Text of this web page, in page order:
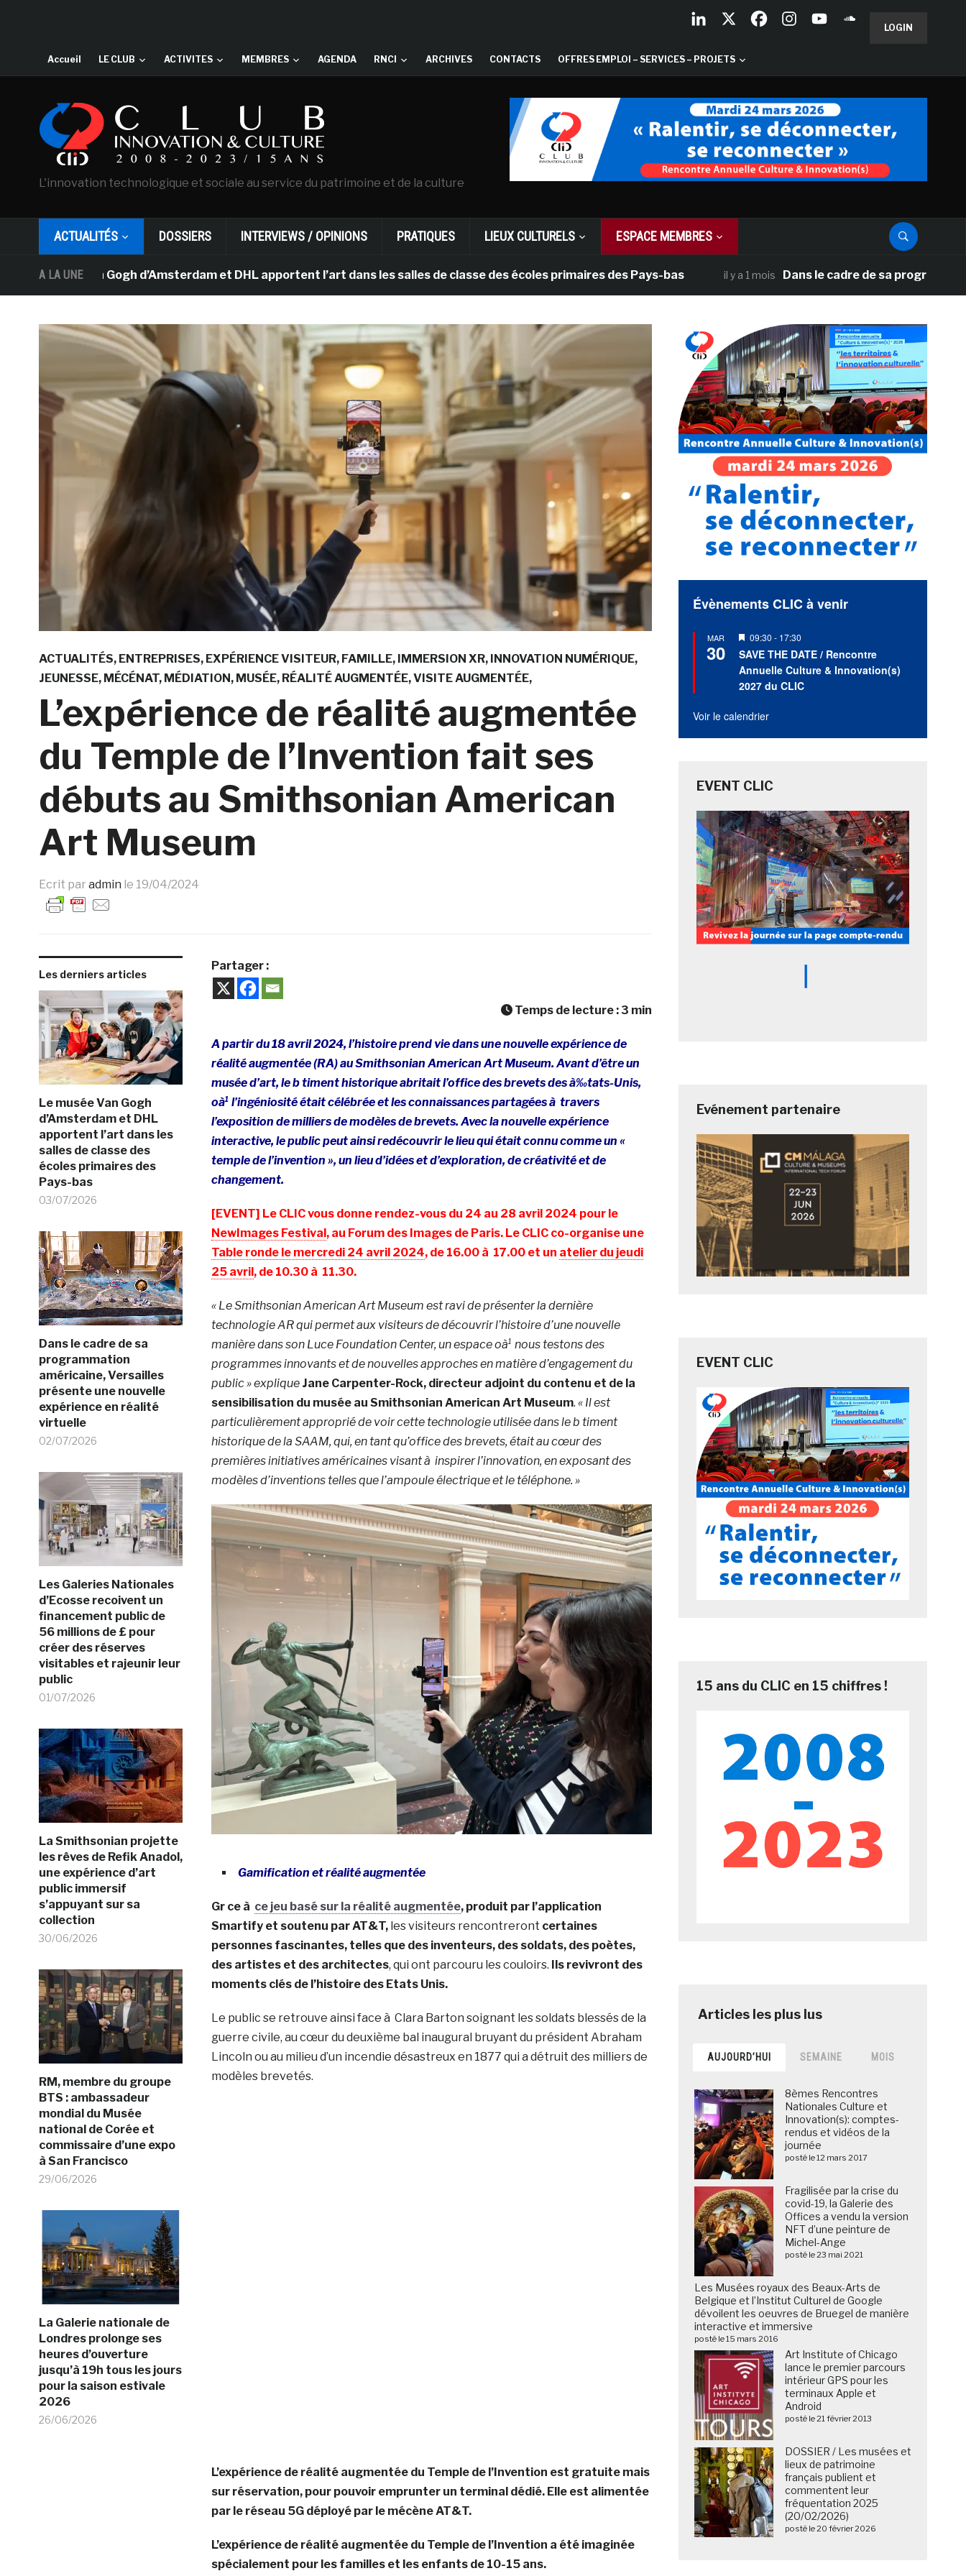
LOGIN
Accueil LE CLUB ACTIVITES MEMBRES AGENDA RNCI ARCHIVES CONTACTS OFFRES EMPLOI – SERVICES – PROJETS
L'innovation technologique et sociale au service du patrimoine et de la culture
ACTUALITÉS DOSSIERS INTERVIEWS / OPINIONS PRATIQUES LIEUX CULTURELS ESPACE MEMBRES
A LA UNE
Van Gogh d’Amsterdam et DHL apportent l’art dans les salles de classe des écoles primaires des Pays-bas il y a 1 mois Dans le cadre de sa programmation
ACTUALITÉS ENTREPRISES EXPÉRIENCE VISITEUR FAMILLE IMMERSION XR INNOVATION NUMÉRIQUE
JEUNESSE MÉCÉNAT MÉDIATION MUSÉE RÉALITÉ AUGMENTÉE VISITE AUGMENTÉE
L’expérience de réalité augmentée
du Temple de l’Invention fait ses
débuts au Smithsonian American
Art Museum
Ecrit par admin le 19/04/2024
Les derniers articles
Le musée Van Gogh
d’Amsterdam et DHL
apportent l’art dans les
salles de classe des
écoles primaires des
Pays-bas
03/07/2026
Dans le cadre de sa
programmation
américaine, Versailles
présente une nouvelle
expérience en réalité
virtuelle
02/07/2026
Les Galeries Nationales
d’Ecosse recoivent un
financement public de
56 millions de £ pour
créer des réserves
visitables et rajeunir leur
public
01/07/2026
La Smithsonian projette
les rêves de Refik Anadol,
une expérience d’art
public immersif
s’appuyant sur sa
collection
30/06/2026
RM, membre du groupe
BTS : ambassadeur
mondial du Musée
national de Corée et
commissaire d’une expo
à San Francisco
29/06/2026
La Galerie nationale de
Londres prolonge ses
heures d’ouverture
jusqu’à 19h tous les jours
pour la saison estivale
2026
26/06/2026
Partager :
Temps de lecture : 3 min
A partir du 18 avril 2024, l’histoire prend vie dans une nouvelle expérience de
réalité augmentée (RA) au Smithsonian American Art Museum. Avant d’être un
musée d’art, le b timent historique abritait l’office des brevets des à‰tats-Unis,
oà¹ l’ingéniosité était célébrée et les connaissances partagées à travers
l’exposition de milliers de modèles de brevets. Avec la nouvelle expérience
interactive, le public peut ainsi redécouvrir le lieu qui était connu comme un «
temple de l’invention », un lieu d’idées et d’exploration, de créativité et de
changement.
[EVENT] Le CLIC vous donne rendez-vous du 24 au 28 avril 2024 pour le
NewImages Festival, au Forum des Images de Paris. Le CLIC co-organise une
Table ronde le mercredi 24 avril 2024, de 16.00 à 17.00 et un atelier du jeudi
25 avril, de 10.30 à 11.30.
« Le Smithsonian American Art Museum est ravi de présenter la dernière
technologie AR qui permet aux visiteurs de découvrir l’histoire d’une nouvelle
manière dans son Luce Foundation Center, un espace oà¹ nous testons des
programmes innovants et de nouvelles approches en matière d’engagement du
public » explique Jane Carpenter-Rock, directeur adjoint du contenu et de la
sensibilisation du musée au Smithsonian American Art Museum. « Il est
particulièrement approprié de voir cette technologie utilisée dans le b timent
historique de la SAAM, qui, en tant qu’office des brevets, était au cœur des
premières initiatives américaines visant à inspirer l’innovation, en exposant des
modèles d’inventions telles que l’ampoule électrique et le téléphone. »
Gamification et réalité augmentée
Gr ce à ce jeu basé sur la réalité augmentée, produit par l’application
Smartify et soutenu par AT&T,les visiteurs rencontreront certaines
personnes fascinantes, telles que des inventeurs, des soldats, des poètes,
des artistes et des architectes, qui ont parcouru les couloirs.
Ils revivront des
moments clés de l’histoire des Etats Unis.
Le public se retrouve ainsi face à Clara Barton soignant les soldats blessés de la
guerre civile, au cœur du deuxième bal inaugural bruyant du président Abraham
Lincoln ou au milieu d’un incendie désastreux en 1877 qui a détruit des milliers de
modèles brevetés.
L’expérience de réalité augmentée du Temple de l’Invention est gratuite mais
sur réservation, pour pouvoir emprunter un terminal dédié. Elle est alimentée
par le réseau 5G déployé par le mécène AT&T.
L’expérience de réalité augmentée du Temple de l’Invention a été imaginée
spécialement pour les familles et les enfants de 10-15 ans.
Évènements CLIC à venir
MAR
30
Mis
en
avant
09:30 - 17:30
SAVE THE DATE / Rencontre
Annuelle Culture & Innovation(s)
2027 du CLIC
Voir le calendrier
EVENT CLIC
Evénement partenaire
EVENT CLIC
15 ans du CLIC en 15 chiffres !
AUJOURD’HUI SEMAINE MOIS
8èmes Rencontres
Nationales Culture et
Innovation(s): comptes-
rendus et vidéos de la
journée
posté le 12 mars 2017
Fragilisée par la crise du
covid-19, la Galerie des
Offices a vendu la version
NFT d’une peinture de
Michel-Ange
posté le 23 mai 2021
Les Musées royaux des Beaux-Arts de
Belgique et l’Institut Culturel de Google
dévoilent les oeuvres de Bruegel de manière
interactive et immersive
posté le 15 mars 2016
Art Institute of Chicago
lance le premier parcours
intérieur GPS pour les
terminaux Apple et
Android
posté le 21 février 2013
DOSSIER / Les musées et
lieux de patrimoine
français publient et
commentent leur
fréquentation 2025
(20/02/2026)
posté le 20 février 2026